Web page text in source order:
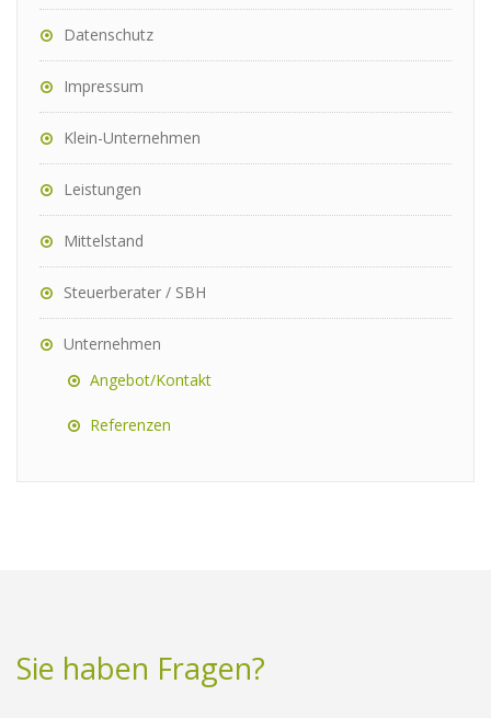
Datenschutz
Impressum
Klein-Unternehmen
Leistungen
Mittelstand
Steuerberater / SBH
Unternehmen
Angebot/Kontakt
Referenzen
Sie haben Fragen?